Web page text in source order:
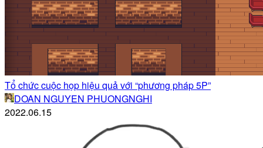
Tổ chức cuộc họp hiệu quả với “phương pháp 5P”
DOAN NGUYEN PHUONGNGHI
2022.06.15